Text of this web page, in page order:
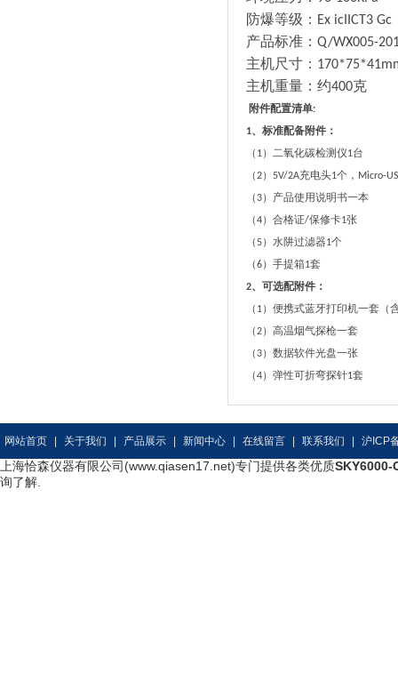
防爆等级： Ex icIICT3 Gc
产品标准： Q/WX005-
主机尺寸：
主机重量：约400克
附件配置清单:
1、标准配备附件：
（ 1）二氧化碳检测仪1台
（2） 5V/2A充电头1个， Micro-
（3）产品使用说明书一本
（4）合格证/保修卡1张
（5）水阱过滤器1个
（6）手提箱1套
2、可选配附件：
（ 1）便携式蓝牙打印机一套（
（2）高温烟气探枪一套
（3）数据软件光盘一张
（4）弹性可折弯探针1套
网站首页 关于我们 产品展示 新闻中心 在线留言 联系我们 沪ICP
上海恰森仪器有限公司(www.qiasen17.net)专门提供各类优质SKY6000-
询了解.